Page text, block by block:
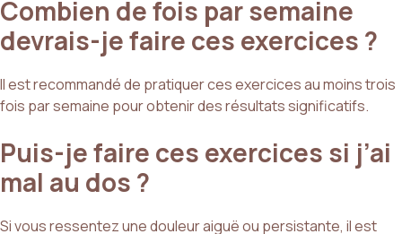
Combien de fois par semaine
devrais-je faire ces exercices ?
Il est recommandé de pratiquer ces exercices au moins trois
fois par semaine pour obtenir des résultats significatifs.
Puis-je faire ces exercices si j’ai
mal au dos ?
Si vous ressentez une douleur aiguë ou persistante, il est